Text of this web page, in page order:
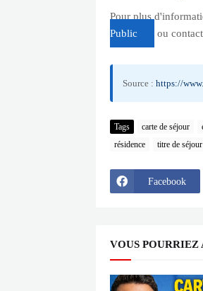
Pour plus
Public
ou
Source : https://
Tags carte de séjour
résidence
titre de séjour
Facebook
VOUS POURRIEZ